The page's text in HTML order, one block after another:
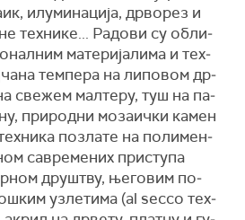
илу­ми­на­ци­ја, др­во­рез и
тех­ни­ке... Ра­до­ви су об­ли­
ма­те­ри­ја­ли­ма и тех­
тем­пе­ра на ли­по­вом др­
све­жем мал­те­ру, туш на па­
при­род­ни мо­за­ич­ки ка­мен
по­зла­те на по­ли­мен­
са­вре­ме­них при­сту­па
дру­штву, ње­го­вим по­
уз­ле­ти­ма (al sec­co тех­